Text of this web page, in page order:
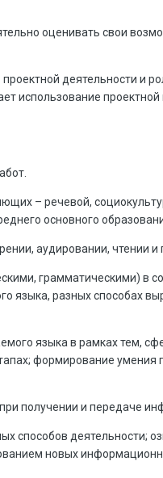
оценивать свои
деятельности и
использование проектной
– речевой,
основного
аудировании, чтении и
грамматическими) в
языка, разных способах
языка в рамках тем,
формирование умения
получении и передаче
способов деятельности;
новых